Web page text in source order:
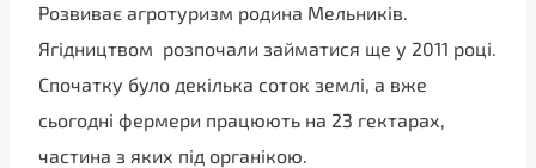
Розвиває агротуризм родина Мельників.
Ягідництвом розпочали займатися ще у 2011 році.
Спочатку було декілька соток землі, а вже
сьогодні фермери працюють на 23 гектарах,
частина з яких під органікою.